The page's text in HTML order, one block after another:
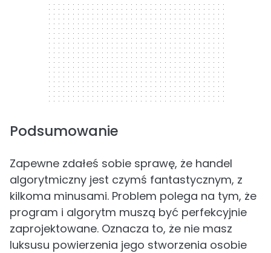
Podsumowanie
Zapewne zdałeś sobie sprawę, że handel
algorytmiczny jest czymś fantastycznym, z
kilkoma minusami. Problem polega na tym, że
program i algorytm muszą być perfekcyjnie
zaprojektowane. Oznacza to, że nie masz
luksusu powierzenia jego stworzenia osobie